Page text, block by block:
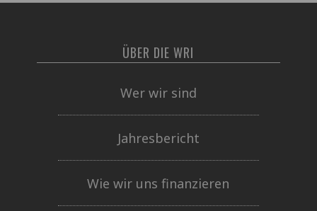
ÜBER DIE WRI
Wer wir sind
Jahresbericht
Wie wir uns finanzieren